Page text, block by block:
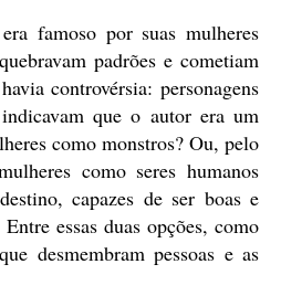
era famoso por suas mulheres
padrões e cometiam
controvérsia: personagens
que o autor era um
como monstros? Ou, pelo
como seres humanos
capazes de ser boas e
essas duas opções, como
desmembram pessoas e as